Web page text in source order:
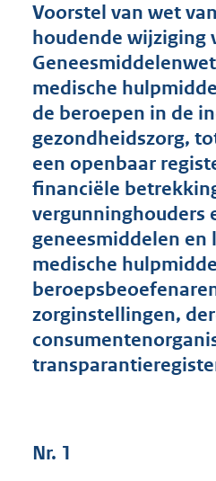
Voorstel van wet
houdende wijziging
medische
de beroepen in de
gezondheidszorg,
een openbaar
financiële
vergunninghouders
geneesmiddelen en
medische
zorginstellingen,
Nr. 1